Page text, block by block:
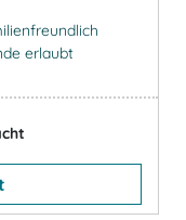
erlaubt